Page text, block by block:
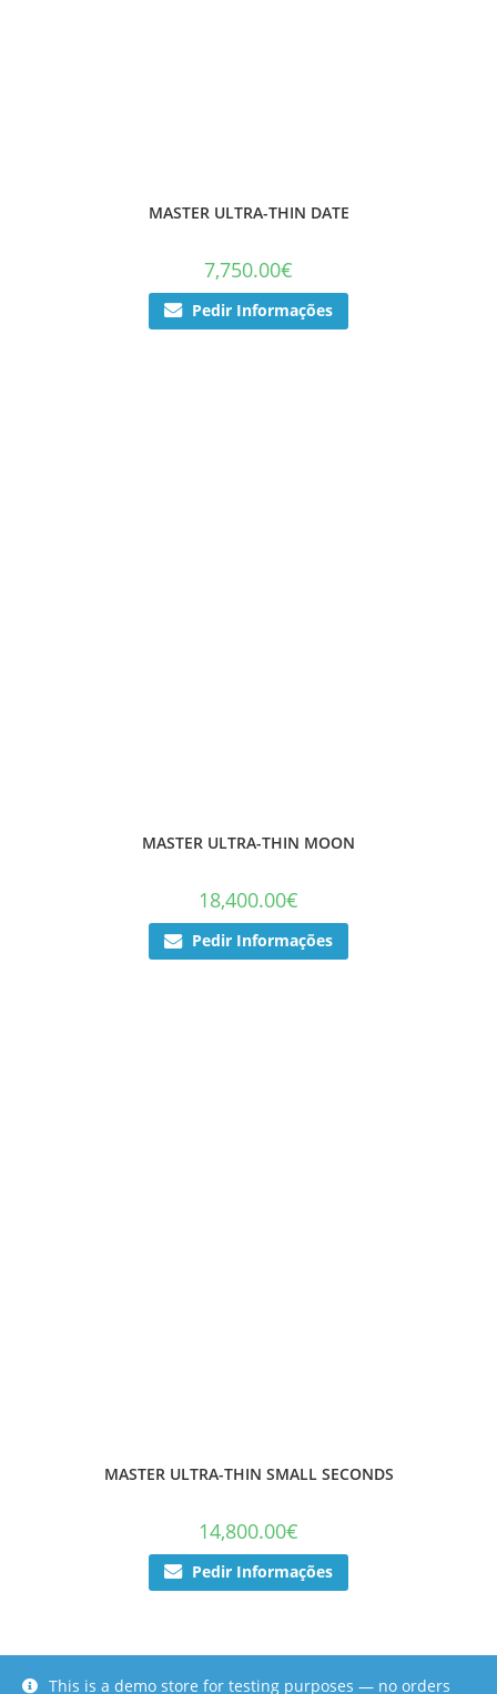
MASTER ULTRA-THIN DATE
7,750.00€
Pedir Informações
MASTER ULTRA-THIN MOON
18,400.00€
Pedir Informações
MASTER ULTRA-THIN SMALL SECONDS
14,800.00€
Pedir Informações
This is a demo store for testing purposes — no orders